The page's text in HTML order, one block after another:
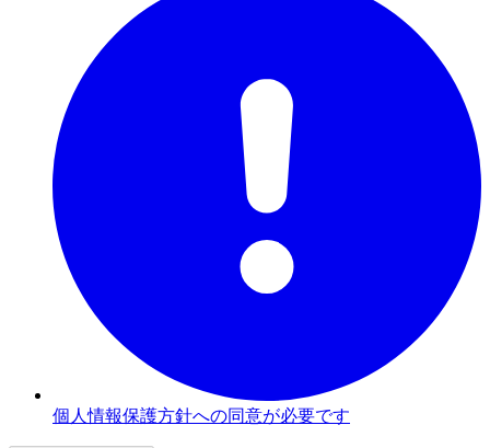
個人情報保護方針への同意が必要です